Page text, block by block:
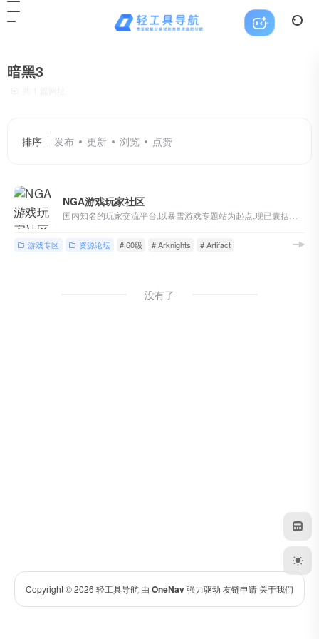
暗黑3
排序 发布 更新 浏览 点赞
NGA游戏玩家社区
游戏专区 资源论坛 # 60级 # Arknights # Artifact
没有了
Copyright © 2026 轻工具导航 由 OneNav强力驱动 友链申请 关于我们